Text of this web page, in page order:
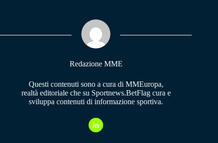
pp m
Redazione MME
Questi contenuti sono a cura di MMEuropa,
realtà editoriale che su Sportnews.BetFlag cura e
sviluppa contenuti di informazione sportiva.